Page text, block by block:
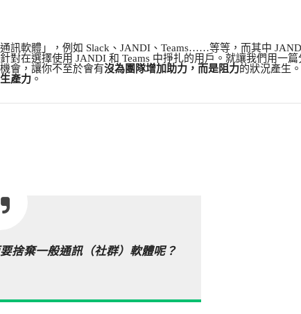
訊軟體」，例如 Slack、JANDI、Teams……等等，而其中
對在選擇使用 JANDI 和 Teams 中掙扎的用戶。就讓我們用一篇
會，讓你不至於會有沒為團隊增加助力，而是阻力的狀況產生
產力 。
捨棄一般通訊（社群）軟體呢？